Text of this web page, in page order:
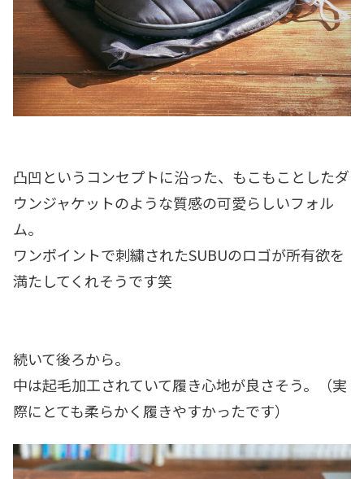
凸凹というコンセプトに沿った、もこもことしたダ
ウンジャケットのような質感の可愛らしいフォル
ム。
ワンポイントで刺繍されたSUBUのロゴが所有欲を
満たしてくれそうです笑
続いて後ろから。
中は起毛加工されていて履き心地が良さそう。（実
際にとても柔らかく履きやすかったです）